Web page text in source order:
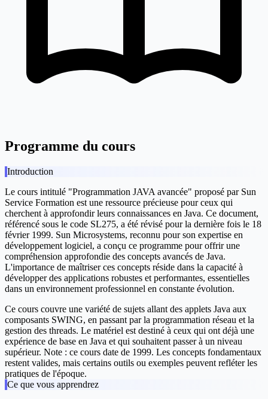
Programme du cours
Introduction
Le cours intitulé "Programmation JAVA avancée" proposé par Sun
Service Formation est une ressource précieuse pour ceux qui
cherchent à approfondir leurs connaissances en Java. Ce document,
référencé sous le code SL275, a été révisé pour la dernière fois le 18
février 1999. Sun Microsystems, reconnu pour son expertise en
développement logiciel, a conçu ce programme pour offrir une
compréhension approfondie des concepts avancés de Java.
L'importance de maîtriser ces concepts réside dans la capacité à
développer des applications robustes et performantes, essentielles
dans un environnement professionnel en constante évolution.
Ce cours couvre une variété de sujets allant des applets Java aux
composants SWING, en passant par la programmation réseau et la
gestion des threads. Le matériel est destiné à ceux qui ont déjà une
expérience de base en Java et qui souhaitent passer à un niveau
supérieur. Note : ce cours date de 1999. Les concepts fondamentaux
restent valides, mais certains outils ou exemples peuvent refléter les
pratiques de l'époque.
Ce que vous apprendrez